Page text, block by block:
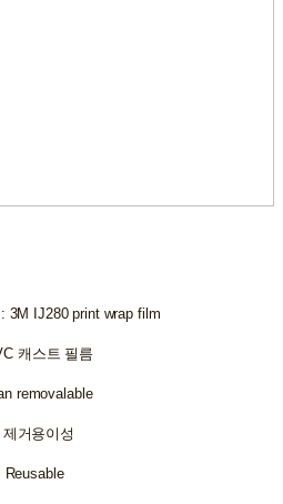
3M IJ280 print wrap film
캐스트 필름
removalable
제거용이성
Reusable